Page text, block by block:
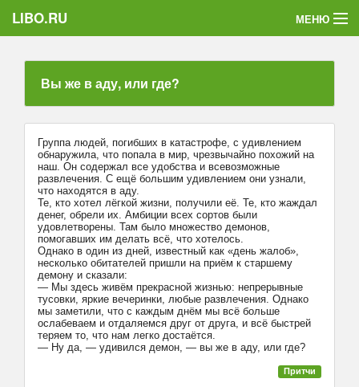
LIBO.RU МЕНЮ
Голосования
Букофки
Вы же в аду, или где?
Группа людей, погибших в катастрофе, с удивлением
обнаружила, что попала в мир, чрезвычайно похожий на
наш. Он содержал все удобства и всевозможные
развлечения. С ещё большим удивлением они узнали,
что находятся в аду.
Те, кто хотел лёгкой жизни, получили её. Те, кто жаждал
денег, обрели их. Амбиции всех сортов были
удовлетворены. Там было множество демонов,
помогавших им делать всё, что хотелось.
Однако в один из дней, известный как «день жалоб»,
несколько обитателей пришли на приём к старшему
демону и сказали:
— Мы здесь живём прекрасной жизнью: непрерывные
тусовки, яркие вечеринки, любые развлечения. Однако
мы заметили, что с каждым днём мы всё больше
ослабеваем и отдаляемся друг от друга, и всё быстрей
теряем то, что нам легко достаётся.
— Ну да, — удивился демон, — вы же в аду, или где?
Притчи